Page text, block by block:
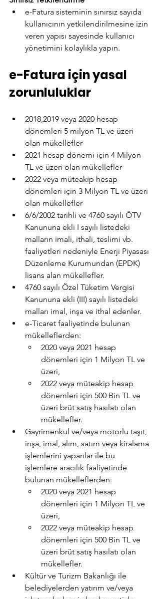
e-Fatura sisteminin sınırsız sayıda
kullanıcının yetkilendirilmesine izin
veren yapısı sayesinde kullanıcı
yönetimini kolaylıkla yapın.
e-Fatura için yasal
zorunluluklar
2018,2019 veya 2020 hesap
dönemleri 5 milyon TL ve üzeri
olan mükellefler
2021 hesap dönemi için 4 Milyon
TL ve üzeri olan mükellefler
2022 veya müteakip hesap
dönemleri için 3 Milyon TL ve üzeri
olan mükellefler
6/6/2002 tarihli ve 4760 sayılı ÖTV
Kanununa ekli I sayılı listedeki
malların imali, ithali, teslimi vb.
faaliyetleri nedeniyle Enerji Piyasası
Düzenleme Kurumundan (EPDK)
lisans alan mükellefler.
4760 sayılı Özel Tüketim Vergisi
Kanununa ekli (III) sayılı listedeki
malları imal, inşa ve ithal edenler.
e-Ticaret faaliyetinde bulunan
mükelleflerden:
2020 veya 2021 hesap
dönemleri için 1 Milyon TL ve
üzeri,
2022 veya müteakip hesap
dönemleri için 500 Bin TL ve
üzeri brüt satış hasılatı olan
mükellefler.
Gayrimenkul ve/veya motorlu taşıt,
inşa, imal, alım, satım veya kiralama
işlemlerini yapanlar ile bu
işlemlere aracılık faaliyetinde
bulunan mükelleflerden:
2020 veya 2021 hesap
dönemleri için 1 Milyon TL ve
üzeri,
2022 veya müteakip hesap
dönemleri için 500 Bin TL ve
üzeri brüt satış hasılatı olan
mükellefler.
Kültür ve Turizm Bakanlığı ile
belediyelerden yatırım ve/veya